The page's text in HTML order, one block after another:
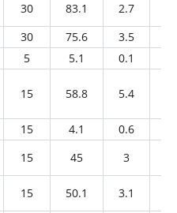
30 83.1 2.7
30 75.6 3.5
5 5.1 0.1
15 58.8 5.4
15 4.1 0.6
15 45 3
15 50.1 3.1